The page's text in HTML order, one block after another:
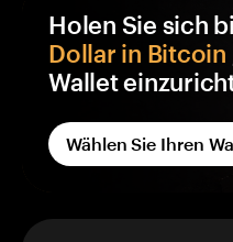
Holen Sie sich
Dollar in Bitcoin
Wallet
Jede Tangem-Wallet
eine BTC-Prämie, die
gutgeschrieben
Sie die Kontrolle
Wählen Sie Ihren